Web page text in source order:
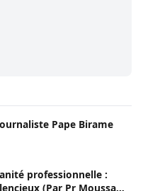
Pape Birame
professionnelle :
(Par Pr Moussa